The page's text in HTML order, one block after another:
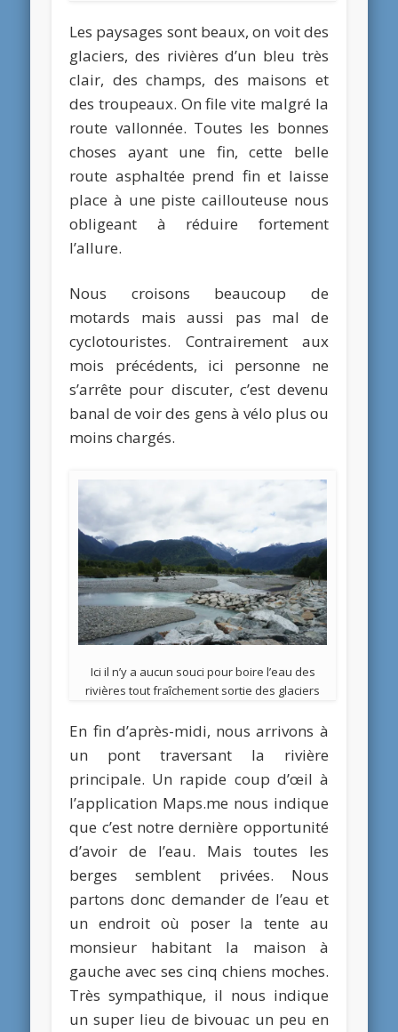
Les paysages sont beaux, on voit des
glaciers, des rivières d’un bleu très
clair, des champs, des maisons et
des troupeaux. On file vite malgré la
route vallonnée. Toutes les bonnes
choses ayant une fin, cette belle
route asphaltée prend fin et laisse
place à une piste caillouteuse nous
obligeant à réduire fortement
l’allure.
Nous croisons beaucoup de
motards mais aussi pas mal de
cyclotouristes. Contrairement aux
mois précédents, ici personne ne
s’arrête pour discuter, c’est devenu
banal de voir des gens à vélo plus ou
moins chargés.
Ici il n’y a aucun souci pour boire l’eau des
rivières tout fraîchement sortie des glaciers
En fin d’après-midi, nous arrivons à
un pont traversant la rivière
principale. Un rapide coup d’œil à
l’application Maps.me nous indique
que c’est notre dernière opportunité
d’avoir de l’eau. Mais toutes les
berges semblent privées. Nous
partons donc demander de l’eau et
un endroit où poser la tente au
monsieur habitant la maison à
gauche avec ses cinq chiens moches.
Très sympathique, il nous indique
un super lieu de bivouac un peu en